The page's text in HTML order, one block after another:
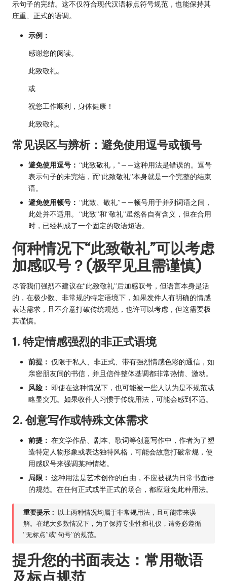
示句子的完结。这不仅符合现代汉语标点符号规范，也能保持其
庄重、正式的语调。
示例：
感谢您的阅读。
此致敬礼。
或
祝您工作顺利，身体健康！
此致敬礼。
常见误区与辨析：避免使用逗号或顿号
避免使用逗号： “此致敬礼，”——这种用法是错误的。逗号
表示句子的未完结，而“此致敬礼”本身就是一个完整的结束
语。
避免使用顿号： “此致、敬礼”——顿号用于并列词语之间，
此处并不适用。 “此致”和“敬礼”虽然各自有含义，但在合用
时，已经构成了一个固定的敬语短语。
何种情况下“此致敬礼”可以考虑
加感叹号？(极罕见且需谨慎)
尽管我们强烈不建议在“此致敬礼”后加感叹号，但语言本身是活
的，在极少数、非常规的特定语境下，如果发件人有明确的情感
表达需求，且不介意打破传统规范，也许可以考虑，但这需要极
其谨慎。
1. 特定情感强烈的非正式语境
前提： 仅限于私人、非正式、带有强烈情感色彩的通信，如
亲密朋友间的书信，并且信件整体基调都非常热情、激动。
风险： 即使在这种情况下，也可能被一些人认为是不规范或
略显突兀。如果收件人习惯于传统用法，可能会感到不适。
2. 创意写作或特殊文体需求
前提： 在文学作品、剧本、歌词等创意写作中，作者为了塑
造特定人物形象或表达独特风格，可能会故意打破常规，使
用感叹号来强调某种情绪。
局限： 这种用法是艺术创作的自由，不应被视为日常书面语
的规范。在任何正式或半正式的场合，都应避免此种用法。
重要提示： 以上两种情况均属于非常规用法，且可能带来误
解。在绝大多数情况下，为了保持专业性和礼仪，请务必遵循
“无标点”或“句号”的规范。
提升您的书面表达：常用敬语
及标点规范